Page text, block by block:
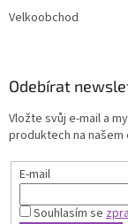
Velkoobchod
Odebírat
Vložte svůj e-mail a
produktech na našem
E-mail
Souhlasím se